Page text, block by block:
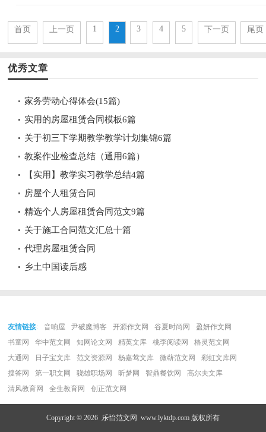
首页 上一页 1 2 3 4 5 下一页 尾页
优秀文章
家务劳动心得体会(15篇)
实用的房屋租赁合同模板6篇
关于初三下学期教学教学计划集锦6篇
教案作业检查总结（通用6篇）
【实用】教学实习教学总结4篇
房屋个人租赁合同
精选个人房屋租赁合同范文9篇
关于施工合同范文汇总十篇
代理房屋租赁合同
乡土中国读后感
友情链接: 音响屋 尹破魔博客 开源作文网 谷夏时尚网
盈妍作文网
书童网
华中范文网 知网论文网 精英文库 桃李阅读网
格灵范文网
大通网
日子宝文库 范文资源网 杨嘉莺文库 微蕲范文网
彩虹文库网
搜答网
第一职文网 骁雄职场网 昕梦网 智鼎餐饮网
高尔夫文库
清风教育网
全生教育网 创正范文网
Copyright © 2026 乐怡范文网 www.lyktdp.com 版权所有